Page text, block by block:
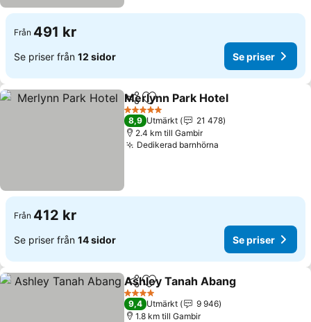
Från 491 kr
Se priser från 12 sidor Se priser
Dela Lägg till i Mina Favoriter
Merlynn Park Hotel
5 Stjärnor
8,9 Utmärkt
21 478
2.4 km till Gambir
Dedikerad barnhörna
Från 412 kr
Se priser från 14 sidor Se priser
Dela Lägg till i Mina Favoriter
Ashley Tanah Abang
4 Stjärnor
9,4 Utmärkt
9 946
1.8 km till Gambir